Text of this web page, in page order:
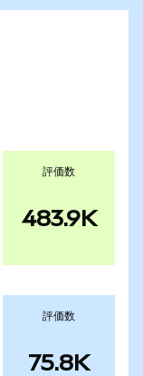
評価数
483.9K
評価数
75.8K